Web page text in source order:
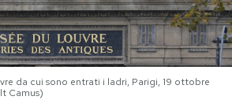
da cui sono entrati i ladri, Parigi, 19 ottobre
Camus)